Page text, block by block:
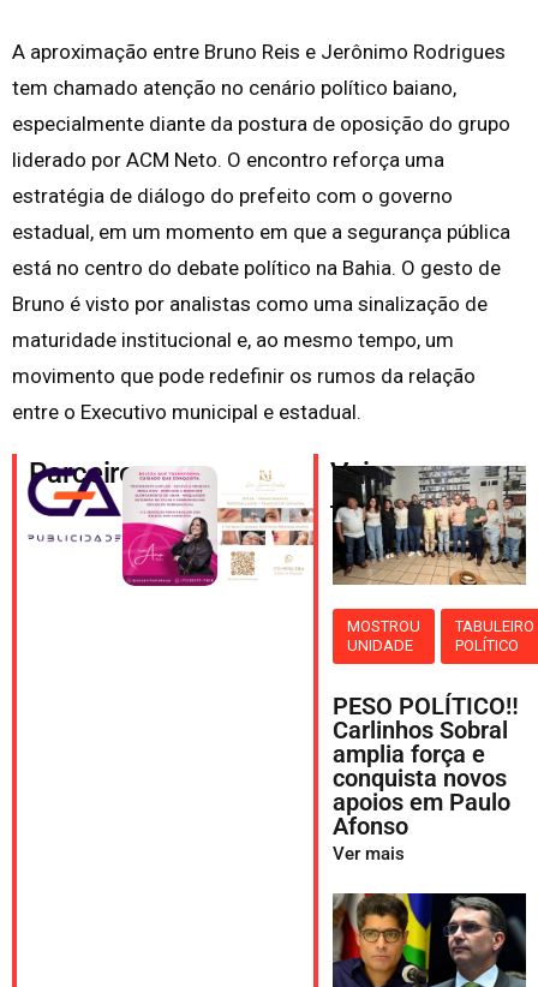
A aproximação entre Bruno Reis e Jerônimo Rodrigues
tem chamado atenção no cenário político baiano,
especialmente diante da postura de oposição do grupo
liderado por ACM Neto. O encontro reforça uma
estratégia de diálogo do prefeito com o governo
estadual, em um momento em que a segurança pública
está no centro do debate político na Bahia. O gesto de
Bruno é visto por analistas como uma sinalização de
maturidade institucional e, ao mesmo tempo, um
movimento que pode redefinir os rumos da relação
entre o Executivo municipal e estadual.
Parceiros
Veja
também
MOSTROU
UNIDADE
TABULEIRO
POLÍTICO
PESO POLÍTICO‼️
Carlinhos Sobral
amplia força e
conquista novos
apoios em Paulo
Afonso
Ver mais